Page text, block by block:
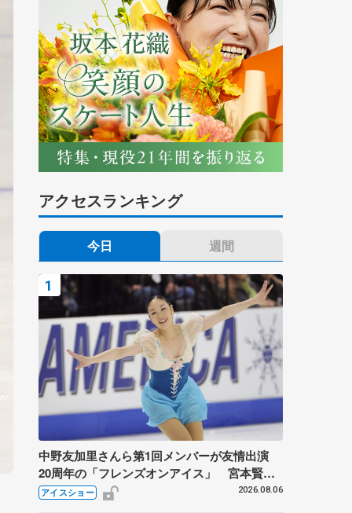
アクセスランキング
今日 週間
中野友加里さんら第1回メンバーが友情出演
20周年の「フレンズオンアイス」 宮本賢二
さん、有川梨絵さん、田村岳斗さんも
アイスショー 2026.08.06